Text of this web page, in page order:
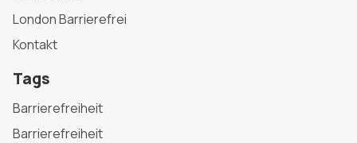
London Barrierefrei
Kontakt
Tags
Barrierefreiheit
Barrierefreiheit